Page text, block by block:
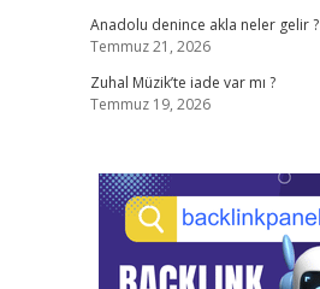
Anadolu denince akla neler gelir ?
Temmuz 21, 2026
Zuhal Müzik’te iade var mı ?
Temmuz 19, 2026